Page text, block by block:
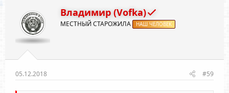
и
:
Владимир (Vofka)
МЕСТНЫЙ СТАРОЖИЛА НАШ ЧЕЛОВЕК
05.12.2018 #59